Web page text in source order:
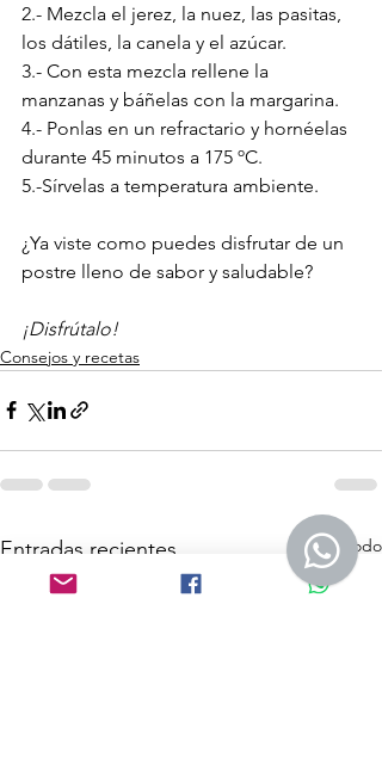
2.- Mezcla el jerez, la nuez, las pasitas,
los dátiles, la canela y el azúcar.
3.- Con esta mezcla rellene la
manzanas y báñelas con la margarina.
4.- Ponlas en un refractario y hornéelas
durante 45 minutos a 175 ºC.
5.-Sírvelas a temperatura ambiente.
¿Ya viste como puedes disfrutar de un
postre lleno de sabor y saludable?
¡Disfrútalo!
Consejos y recetas
Entradas recientes Ver todo